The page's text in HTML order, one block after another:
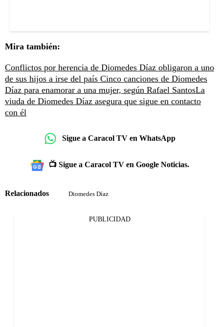
Mira también:
Conflictos por herencia de Diomedes Díaz obligaron a uno
de sus hijos a irse del país Cinco canciones de Diomedes
Díaz para enamorar a una mujer, según Rafael SantosLa
viuda de Diomedes Díaz asegura que sigue en contacto
con él
Sigue a Caracol TV en WhatsApp
📺 Sigue a Caracol TV en Google Noticias.
Relacionados Diomedes Díaz
PUBLICIDAD